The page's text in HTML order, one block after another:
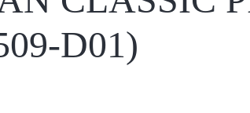
D01)